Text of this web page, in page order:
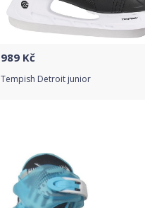
989 Kč
Tempish Detroit junior
Detail produktu